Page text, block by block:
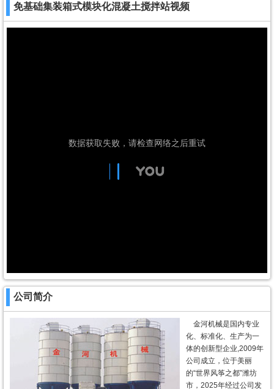
免基础集装箱式模块化混凝土搅拌站视频
公司简介
金河机械是国内专业
化、标准化、生产为一
体的创新型企业,2009年
公司成立，位于美丽
的“世界风筝之都”潍坊
市，2025年经过公司发